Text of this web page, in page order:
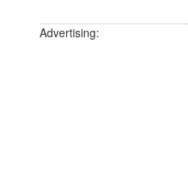
Advertising: